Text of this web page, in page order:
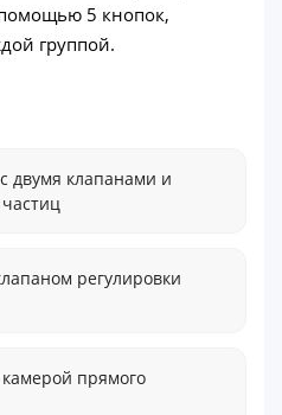
5 кнопок,
группой.
двумя клапанами и
регулировки
прямого